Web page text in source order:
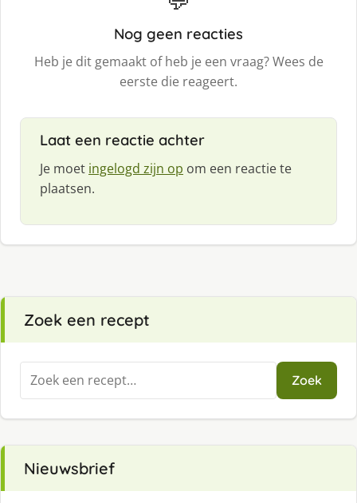
Nog geen reacties
Heb je dit gemaakt of heb je een vraag? Wees de
eerste die reageert.
Laat een reactie achter
Je moet ingelogd zijn op om een reactie te
plaatsen.
Zoek een recept
Zoeken
naar:
Zoek
Nieuwsbrief